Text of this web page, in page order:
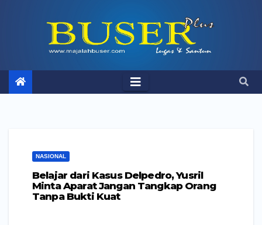
NASIONAL
Belajar dari Kasus Delpedro, Yusril
Minta Aparat Jangan Tangkap Orang
Tanpa Bukti Kuat